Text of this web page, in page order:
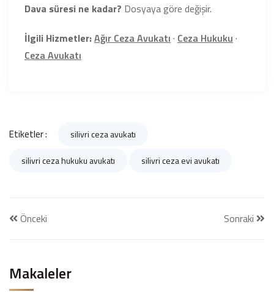
Dava süresi ne kadar? Dosyaya göre değişir.
İlgili Hizmetler:Ağır Ceza Avukatı · Ceza Hukuku ·
Ceza Avukatı
Etiketler : silivri ceza avukatı
silivri ceza hukuku avukatı silivri ceza evi avukatı
Önceki Sonraki
Makaleler